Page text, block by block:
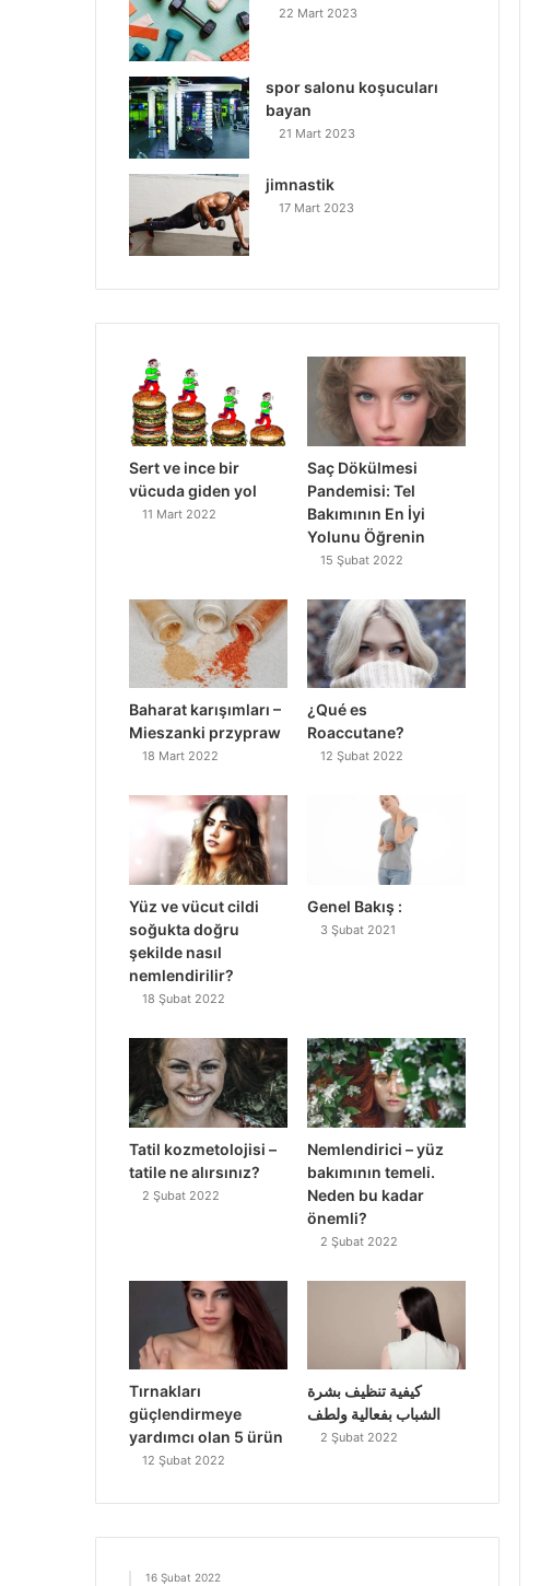
22 Mart 2023
spor salonu koşucuları
bayan
21 Mart 2023
jimnastik
17 Mart 2023
Sert ve ince bir
vücuda giden yol
11 Mart 2022
Saç Dökülmesi
Pandemisi: Tel
Bakımının En İyi
Yolunu Öğrenin
15 Şubat 2022
Baharat karışımları –
Mieszanki przypraw
18 Mart 2022
¿Qué es
Roaccutane?
12 Şubat 2022
Yüz ve vücut cildi
soğukta doğru
şekilde nasıl
nemlendirilir?
18 Şubat 2022
Genel Bakış :
3 Şubat 2021
Tatil kozmetolojisi –
tatile ne alırsınız?
2 Şubat 2022
Nemlendirici – yüz
bakımının temeli.
Neden bu kadar
önemli?
2 Şubat 2022
Tırnakları
güçlendirmeye
yardımcı olan 5 ürün
12 Şubat 2022
كيفية تنظيف بشرة
الشباب بفعالية ولطف
2 Şubat 2022
16 Şubat 2022